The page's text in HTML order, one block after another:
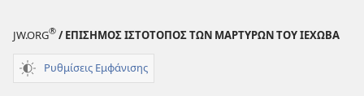
JW.ORG® / ΕΠΙΣΗΜΟΣ ΙΣΤΟΤΟΠΟΣ ΤΩΝ ΜΑΡΤΥΡΩΝ ΤΟΥ ΙΕΧΩΒΑ
Ρυθμίσεις Εμφάνισης